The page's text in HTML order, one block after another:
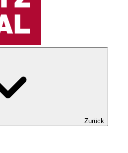
Zurück